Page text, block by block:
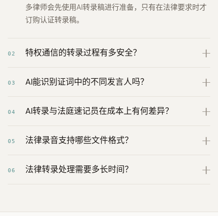
多律师会先使用AI转录稿进行准备，只有在法律要求时才
订购认证转录稿。
02 特权通信的转录过程有多安全？
03 AI能识别证词中的不同发言人吗？
04 AI转录与法庭速记员在成本上有何差异？
05 法律录音支持哪些文件格式？
06 法律转录处理需要多长时间？